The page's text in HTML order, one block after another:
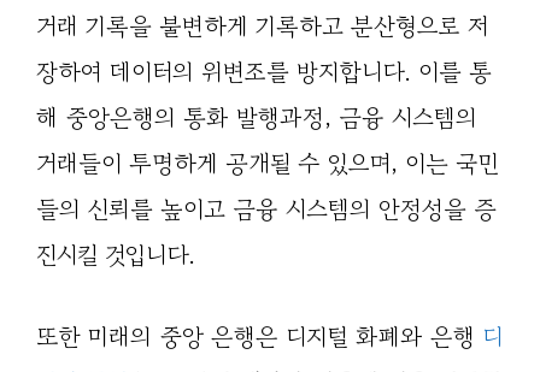
거래 기록을 불변하게 기록하고 분산형으로 저
장하여 데이터의 위변조를 방지합니다. 이를 통
해 중앙은행의 통화 발행과정, 금융 시스템의
거래들이 투명하게 공개될 수 있으며, 이는 국민
들의 신뢰를 높이고 금융 시스템의 안정성을 증
진시킬 것입니다.
또한 미래의 중앙 은행은 디지털 화폐와 은행 디